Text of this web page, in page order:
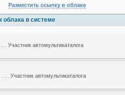
Разместить ссылку в облаке
облака в системе
Участник автомультикаталога
. Участник автомультикаталога